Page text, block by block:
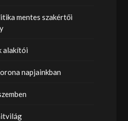
mentes szakértői
alakítói
napjainkban